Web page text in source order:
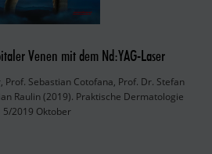
Venen mit dem Nd:YAG-Laser
Prof. Sebastian Cotofana, Prof. Dr. Stefan
Raulin (2019). Praktische Dermatologie
5/2019 Oktober